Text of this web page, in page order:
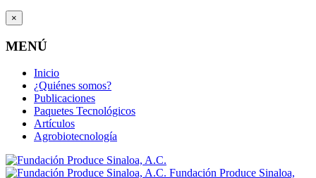
×
MENÚ
Inicio
¿Quiénes somos?
Publicaciones
Paquetes Tecnológicos
Artículos
Agrobiotecnología
Fundación Produce Sinaloa,